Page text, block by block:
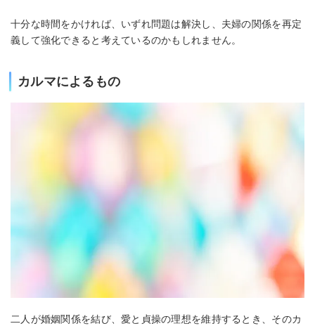
十分な時間をかければ、いずれ問題は解決し、夫婦の関係を再定
義して強化できると考えているのかもしれません。
カルマによるもの
二人が婚姻関係を結び、愛と貞操の理想を維持するとき、そのカ